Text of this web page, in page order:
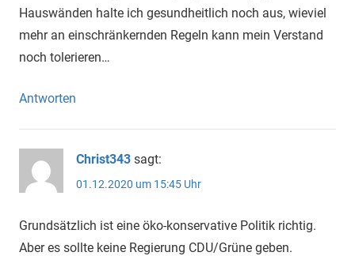
Hauswänden halte ich gesundheitlich noch aus, wieviel
mehr an einschränkernden Regeln kann mein Verstand
noch tolerieren…
Antworten
Christ343 sagt:
01.12.2020 um 15:45 Uhr
Grundsätzlich ist eine öko-konservative Politik richtig.
Aber es sollte keine Regierung CDU/Grüne geben.